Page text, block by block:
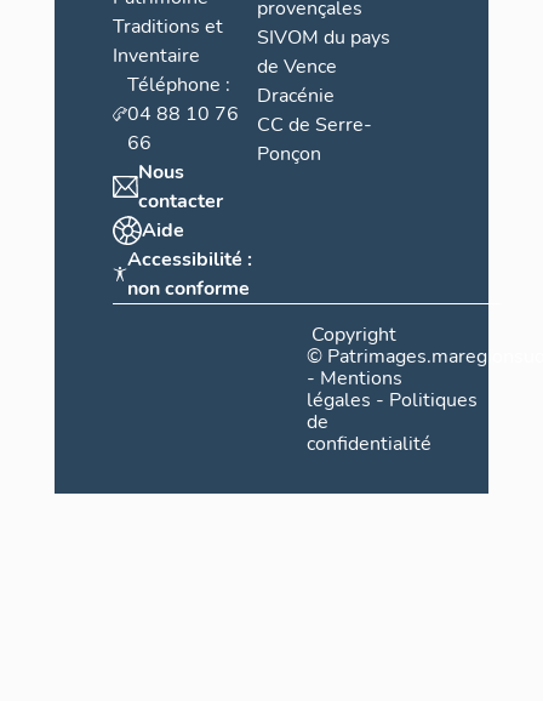
Traditions et
Inventaire
Téléphone :
04 88 10 76
66
Nous
contacter
Aide
Accessibilité :
non conforme
provençales
SIVOM du pays
de Vence
Dracénie
CC de Serre-
Ponçon
Copyright
©
- Mentions
légales - Politiques
de
confidentialité